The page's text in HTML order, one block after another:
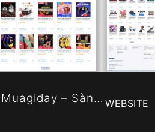
Muagiday – Sàn
WEBSITE